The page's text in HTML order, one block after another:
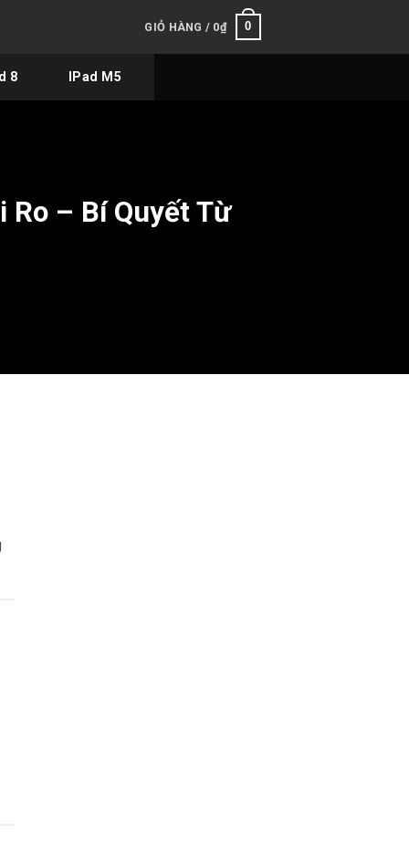
GIỎ HÀNG / 0₫ 0
8 IPad M5
Ro – Bí Quyết Từ